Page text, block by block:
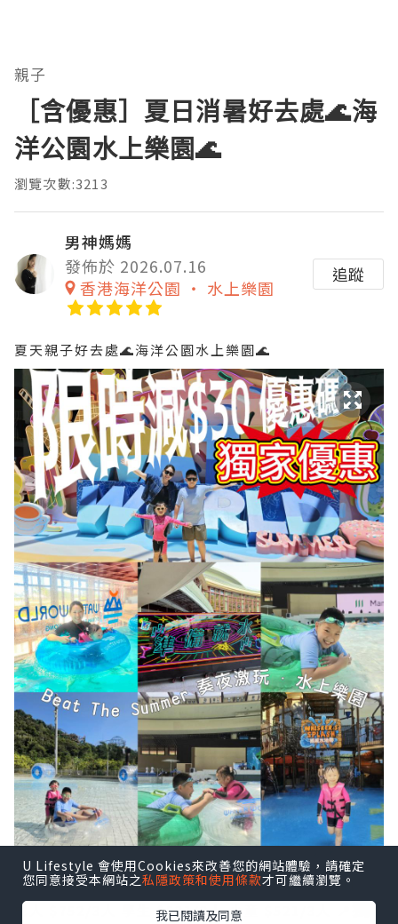
U Lifestyle 會使用Cookies來改善您的網站體驗，請確定
您同意接受本網站之私隱政策和使用條款才可繼續瀏覽。
我已閱讀及同意
親子
［含優惠］夏日消暑好去處🌊海
洋公園水上樂園🌊
瀏覽次數:3213
男神媽媽
發佈於 2026.07.16
香港海洋公園 ‧ 水上樂園
追蹤
夏天親子好去處🌊海洋公園水上樂園🌊
➖️➖️➖️ 🌍Trip.com 香港平台做緊［3人同行優惠價］
成人 $752/3人
學生 $521/3人 小童 $521/3人
獨